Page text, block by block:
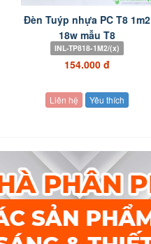
Đèn Tuýp nhựa PC T8 1m2
18w mẫu T8
INL-TP818-1M2/(x)
154.000 đ
Liên hệ Yêu thích